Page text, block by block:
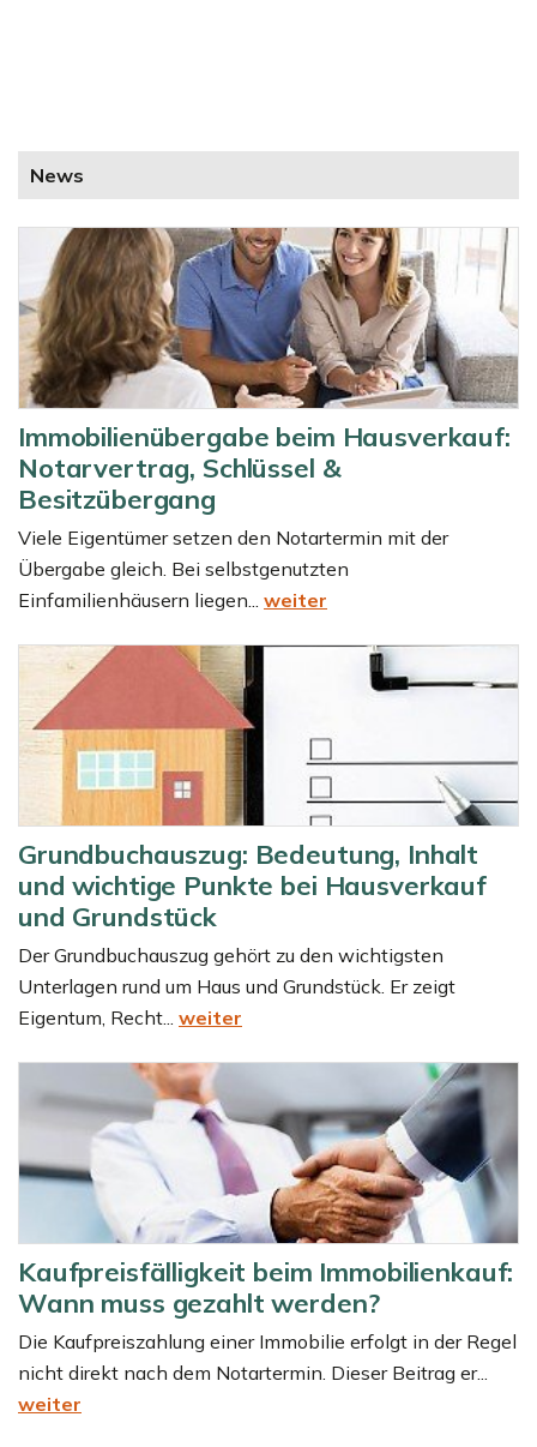
News
Immobilienübergabe beim Hausverkauf:
Notarvertrag, Schlüssel &
Besitzübergang
Viele Eigentümer setzen den Notartermin mit der
Übergabe gleich. Bei selbstgenutzten
Einfamilienhäusern liegen... weiter
Grundbuchauszug: Bedeutung, Inhalt
und wichtige Punkte bei Hausverkauf
und Grundstück
Der Grundbuchauszug gehört zu den wichtigsten
Unterlagen rund um Haus und Grundstück. Er zeigt
Eigentum, Recht... weiter
Kaufpreisfälligkeit beim Immobilienkauf:
Wann muss gezahlt werden?
Die Kaufpreiszahlung einer Immobilie erfolgt in der Regel
nicht direkt nach dem Notartermin. Dieser Beitrag er...
weiter